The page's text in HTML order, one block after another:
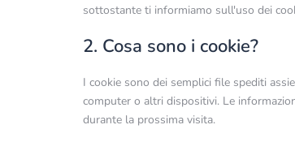
sottostante ti informiamo sull'uso dei
2. Cosa sono i cookie?
I cookie sono dei semplici file spediti
computer o altri dispositivi. Le
durante la prossima visita.